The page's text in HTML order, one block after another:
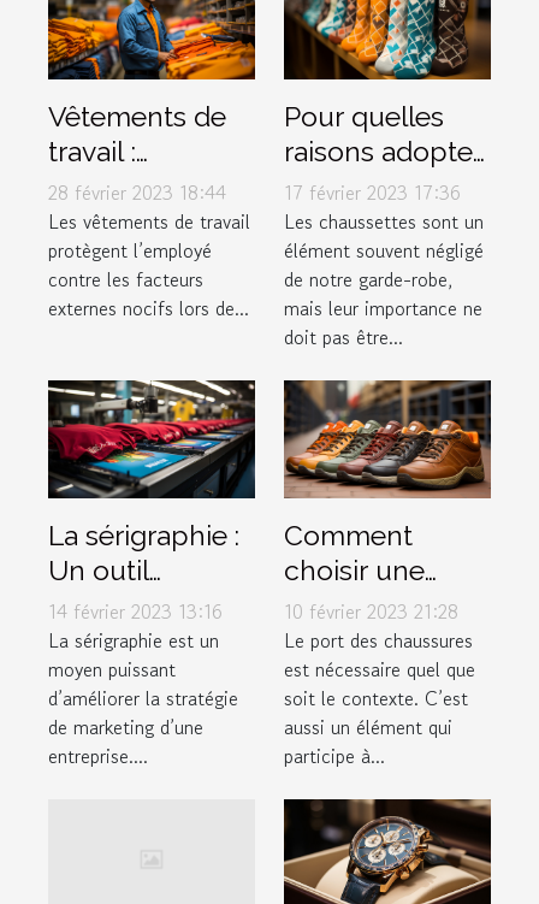
Vêtements de
travail :
pourquoi est-ce
si important ?
28 février 2023 18:44
Les vêtements de travail
protègent l’employé
contre les facteurs
externes nocifs lors de...
Pour quelles
raisons adopter
les Chaussettes
Marchill Socks ?
17 février 2023 17:36
Les chaussettes sont un
élément souvent négligé
de notre garde-robe,
mais leur importance ne
doit pas être...
La sérigraphie :
Un outil
marketing à ne
pas négliger
14 février 2023 13:16
La sérigraphie est un
moyen puissant
d’améliorer la stratégie
de marketing d’une
entreprise....
Comment
choisir une
chaussure ?
10 février 2023 21:28
Le port des chaussures
est nécessaire quel que
soit le contexte. C’est
aussi un élément qui
participe à...